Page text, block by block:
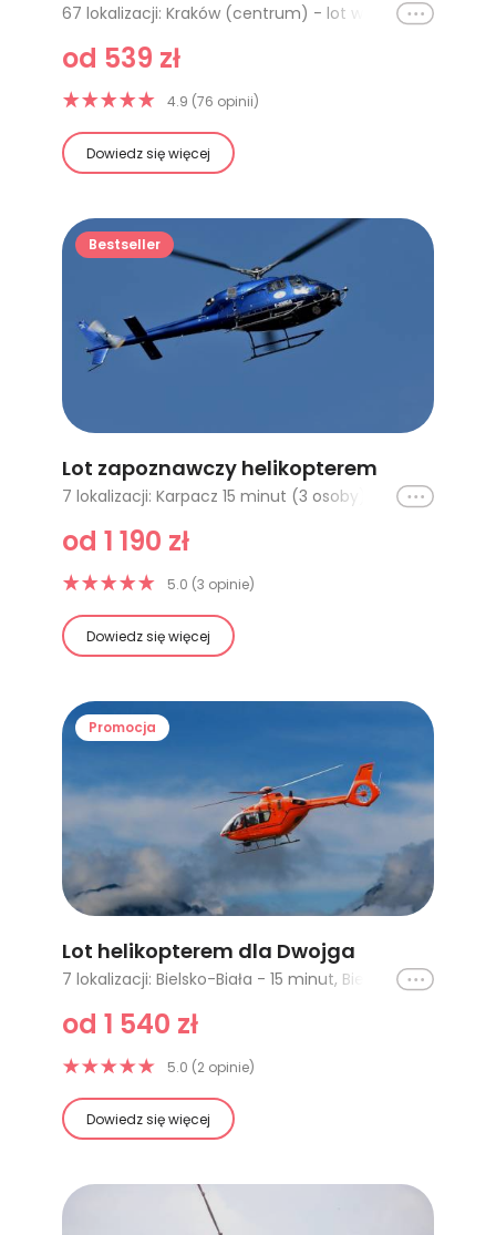
67 lokalizacji: Kraków (centrum) - lot w tygodniu, Katowice, Lublin I, Częstochowa, Bielsko Biała, Warszawa - lot w tygodniu, Trójmiasto, Białystok, Biebrzański Park Narodowy, Warszawa - lot poranny w tygodniu, Łódź - lot poranny w tygodniu, Wrocław - lot poranny w tygodniu, Opole - lot poranny w tygodniu, Katowice - lot poranny w tygodniu, Kraków - lot poranny w tygodniu, Szczecin - lot poranny w tygodniu, Poznań - lot poranny w tygodniu, Karkonosze - lot poranny w tygodniu, Łódź (lot w tygodniu), Wrocław (lot w tygodniu), Opole (lot w tygodniu), Kraków (lot w tygodniu), Szczecin (lot w tygodniu), Poznań (lot w tygodniu), Karkonosze (lot w tygodniu), Jura Krakowsko-Częstochowska, Nałęczów, Lublin, Kazimierz Dolny, Kraków (centrum) - lot weekendowy, Zakopane - lot w tygodniu, Zakopane - lot weekendowy, Tatry, Opole (lot weekendowy), Kraków (lot weekendowy), Szczecin (lot weekendowy), Łódź (lot weekendowy), Poznań (lot weekendowy), Karkonosze (lot weekendowy), Wrocław (lot weekendowy), Radom, Katowice (lot w tygodniu), Katowice (lot weekendowy), Kazimierz Dolny I, Gdańsk - lot poranny w tygodniu, Lublin - lot poranny w tygodniu, Olsztyn - lot poranny w tygodniu, Gdańsk, Zakopane (lot w tygodniu), Karkonosze - lotporanny weekend, Szczecin - lot poranny w weekend, Gdańsk - lot poranny w weekend, Olsztyn - lot poranny w weekend, Poznań - lot poranny w weekend, Łódź - lot poranny w weekend, Warszawa - lot poranny w weekend, Lublin - lot poranny w weekend, Wrocław - lot poranny w weekend, Opole - poranny w weekend, Kraków - lot poranny w weekend, Katowice - lot poranny w weekend, cała Polska - LAST MINUTE, Zakopane - lot poranny w tygodniu, Zakopane - lot poranny w weekend, Zakopane (lot weekendowy), Olsztyn (lot w tygodniu), Olsztyn (lot weekendowy)
Ikona
od 539 zł
4.9 (76 opinii)
Dowiedz się więcej
Bestseller
Lot zapoznawczy helikopterem
7 lokalizacji: Karpacz 15 minut (3 osoby), Karpacz 20 minut (3 os.), Karpacz 30 minut (3 os.), Polkowice 15 minut (3 os.), Polkowice 20 minut (3 os.), Polkowice 30 minut (3 os.), Lot dla dwojga Bielsko Biała 15 minut
Ikona
od 1 190 zł
5.0 (3 opinie)
Dowiedz się więcej
Promocja
Lot helikopterem dla Dwojga
7 lokalizacji: Bielsko-Biała - 15 minut, Bielsko-Biała - 30 minut, Bielsko-Biała - 60 minut, Zakopane - 15 minut, Zakopane - 30 minut, Warszawa - PREMIUM VIP, Warszawa - szampan i kwiaty
Ikona
od 1 540 zł
5.0 (2 opinie)
Dowiedz się więcej